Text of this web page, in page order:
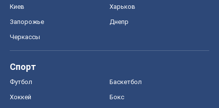
Киев Харьков
Запорожье Днепр
Черкассы
Спорт
Футбол Баскетбол
Хоккей Бокс